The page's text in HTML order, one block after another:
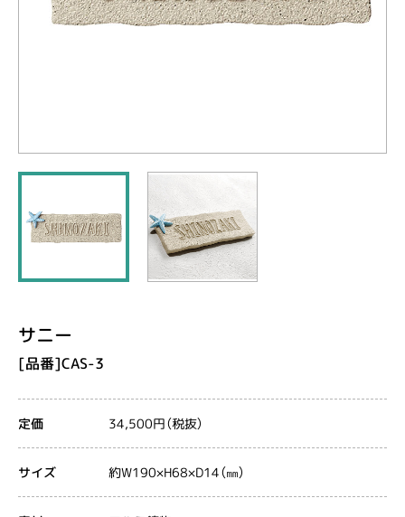
サニー
[品番]CAS-3
定価 34,500円（税抜）
サイズ 約W190×H68×D14（㎜）